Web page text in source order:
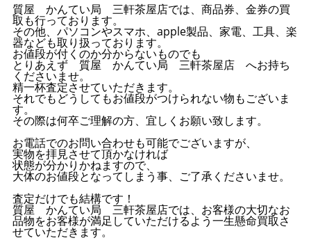
質屋 かんてい局 三軒茶屋店では、商品券、金券の買
取も行っております。
その他、パソコンやスマホ、apple製品、家電、工具、楽
器なども取り扱っております。
お値段が付くのか分からないものでも
とりあえず 質屋 かんてい局 三軒茶屋店 へお持ち
くださいませ。
精一杯査定させていただきます。
それでもどうしてもお値段がつけられない物もございま
す。
その際は何卒ご理解の方、宜しくお願い致します。
お電話でのお問い合わせも可能でございますが、
実物を拝見させて頂かなければ
状態が分かりかねますので、
大体のお値段となってしまう事、ご了承くださいませ。
査定だけでも結構です！
質屋 かんてい局 三軒茶屋店では、お客様の大切なお
品物をお客様が満足していただけるよう一生懸命買取さ
せていただきます。